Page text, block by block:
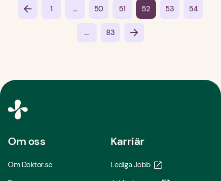
1 ... 50 51 52 53 54
... 83
Om oss
Om Doktor.se
Karriär
Lediga Jobb